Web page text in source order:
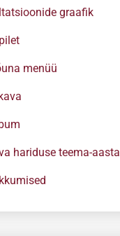
graafik
menüü
hariduse teema-aasta